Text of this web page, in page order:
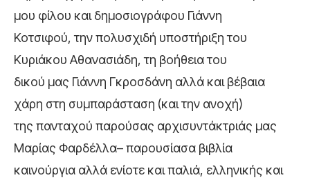
μου φίλου και δημοσιογράφου Γιάννη
Κοτσιφού, την πολυσχιδή υποστήριξη του
Κυριάκου Αθανασιάδη, τη βοήθεια του
δικού μας Γιάννη Γκροσδάνη αλλά και βέβαια
χάρη στη συμπαράσταση (και την ανοχή)
της πανταχού παρούσας αρχισυντάκτριάς μας
Μαρίας Φαρδέλλα– παρουσίασα βιβλία
καινούργια αλλά ενίοτε και παλιά, ελληνικής και